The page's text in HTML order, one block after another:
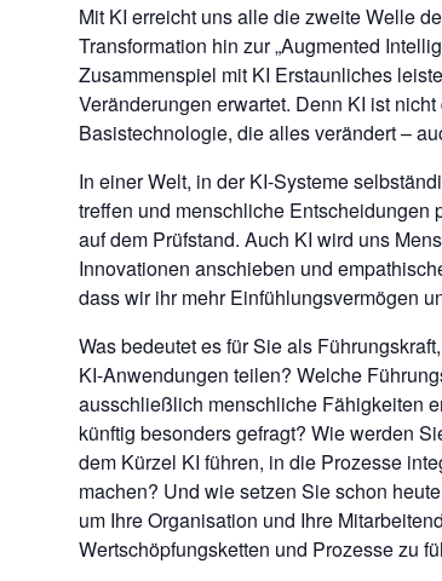
Mit KI erreicht uns alle die zweite Welle
Transformation hin zur „Augmented
Zusammenspiel mit KI Erstaunliches
Veränderungen erwartet. Denn KI ist
Basistechnologie, die alles verändert –
In einer Welt, in der KI-Systeme
treffen und menschliche Entscheidungen
auf dem Prüfstand. Auch KI wird uns
Innovationen anschieben und
dass wir ihr mehr Einfühlungsvermögen
Was bedeutet es für Sie als
KI-Anwendungen teilen? Welche
ausschließlich menschliche Fähigkeiten
künftig besonders gefragt? Wie werden
dem Kürzel KI führen, in die Prozesse
machen? Und wie setzen Sie schon
um Ihre Organisation und Ihre
Wertschöpfungsketten und Prozesse zu